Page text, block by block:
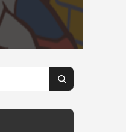
Search